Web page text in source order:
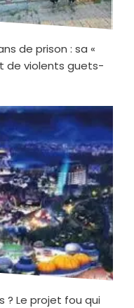
de prison : sa «
de violents guets-
? Le projet fou qui